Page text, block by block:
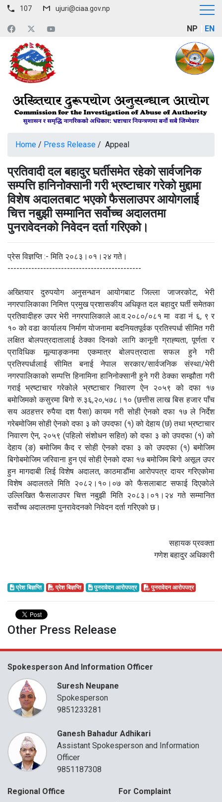
107 ujuri@ciaa.gov.np
NP EN
Home / Press Release / Appeal
प्रतिवादी दल बहादुर घर्तीसमेत रहेको सार्वजनिक
सम्पत्ति हानिनोक्सानी गरी भ्रष्टाचार गरेको मुद्दामा
विशेष अदालतबाट भएको फैसलाउपर आयोगलाई
चित्त नबुझी सम्मानित सर्वोच्च अदालतमा
पुनरावेदनको निवेदन दर्ता गरिएको।
प्रेस विज्ञप्ति :- मिति २०८३।०१।२४ गते।
---------------------------------------------
अख्तियार दुरुपयोग अनुसन्धान आयोगबाट जिल्ला जाजरकोट, भेरी
नगरपालिकाका निमित्त प्रमुख प्रशासकीय अधिकृत दल बहादुर घर्ती समेतका
प्रतिवादीहरु उपर भेरी नगरपालिकाले आ.व.२०८०/०८१ मा वडा नं ६, ९ र
१० को वडा कार्यालय निर्माण योजनामा बदनियतपूर्वक प्रतिस्पर्धा सीमित गरी
लक्षित बोलपत्रदातालाई ठेक्का दिनको लागि कानूनी ग्राह्‍यता, पूर्णता र
प्राविधिक मूल्याङ्कनमा एकमात्र बोलपत्रदाता सफल हुने गरी
प्रतिस्पर्धालाई सीमित बनाई नेपाल सरकार/सार्वजनिक संस्था/भेरी
नगरपालिकाको सम्पत्ति हिनामिना हानिनोक्सानी हुने गरी ठेक्का सम्झौता गरी
गराई भ्रष्टाचार गरेकोले भ्रष्टाचार निवारण ऐन २०५९ को दफा १७
बमोजिमको कसुरमा बिगो रु.३६,२०,५७८।१० (छत्तीस लाख बिस हजार पाँच
सय अठहत्तर रुपैया दश पैसा) कायम गरी सोही ऐनको दफा १७ ले निर्देश
गरेबमोजिम सोही ऐनको दफा ३ को उपदफा (१) को देहाय (छ) तथा भ्रष्टाचार
निवारण ऐन, २०५९ (पहिलो संशोधन सहित) को दफा ३ को उपदफा (१) को
देहाय (ङ) बमोजिम कैद र सोही ऐनको दफा ३ को उपदफा (१) बमोजिम
बिगोबमोजिम जरिवाना हुन एवं सोही ऐनको दफा १७ बमोजिम बिगो असूल उपर
हुन मागदाबी लिई विशेष अदालत, काठमाडौंमा आरोपपत्र दायर गरिएकोमा
विशेष अदालतले मिति २०८२।१०।०७ को फैसलाबाट सफाई दिएकोले
उल्लिखित फैसलाउपर चित्त नबुझी मिति २०८३।०१।२४ गते सम्मानित
सर्वोच्च अदालतमा पुनरावेदनको निवेदन दर्ता गरिएको छ।
सहायक प्रवक्ता
गणेश बहादुर अधिकारी
प्रेश बिज्ञप्ति प्रेश बिज्ञप्ति पुनरावेदन आरोपपत्र पुनरावेदन आरोपपत्र
Other Press Release
Spokesperson And Information Officer
Suresh Neupane
Spokesperson
9851233281
Ganesh Bahadur Adhikari
Assistant Spokesperson and Information
Officer
9851187308
Regional Office For Complaint